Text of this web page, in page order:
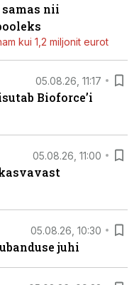
nii
kui 1,2 miljonit eurot
05.08.26, 11:17
Bioforce’i
05.08.26, 11:00
05.08.26, 10:30
juhi